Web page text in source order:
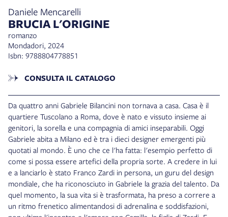
Daniele Mencarelli
BRUCIA L'ORIGINE
romanzo
Mondadori, 2024
Isbn: 9788804778851
CONSULTA IL CATALOGO
Da quattro anni Gabriele Bilancini non tornava a casa. Casa è il
quartiere Tuscolano a Roma, dove è nato e vissuto insieme ai
genitori, la sorella e una compagnia di amici inseparabili. Oggi
Gabriele abita a Milano ed è tra i dieci designer emergenti più
quotati al mondo. È uno che ce l'ha fatta: l'esempio perfetto di
come si possa essere artefici della propria sorte. A credere in lui
e a lanciarlo è stato Franco Zardi in persona, un guru del design
mondiale, che ha riconosciuto in Gabriele la grazia del talento. Da
quel momento, la sua vita si è trasformata, ha preso a correre a
un ritmo frenetico alimentandosi di adrenalina e soddisfazioni,